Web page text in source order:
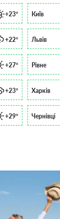
+23° Київ
+22° Львів
+27° Рівне
+23° Харків
+29° Чернівці